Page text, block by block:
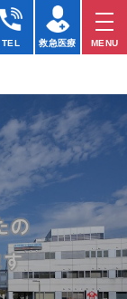
TEL 救急医療 MENU